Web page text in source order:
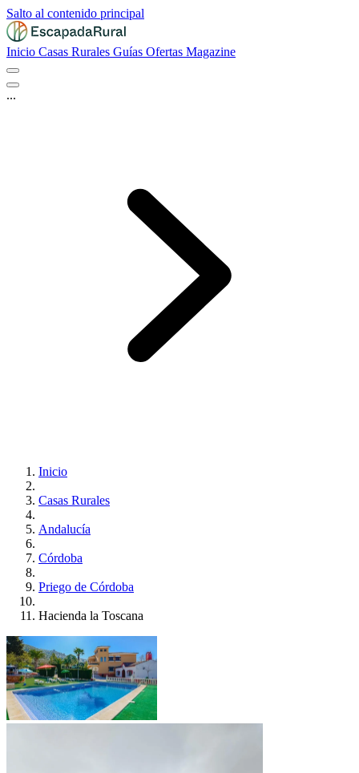
Salto al contenido principal
Inicio Casas Rurales Guías Ofertas Magazine
...
Inicio
Casas Rurales
Andalucía
Córdoba
Priego de Córdoba
Hacienda la Toscana